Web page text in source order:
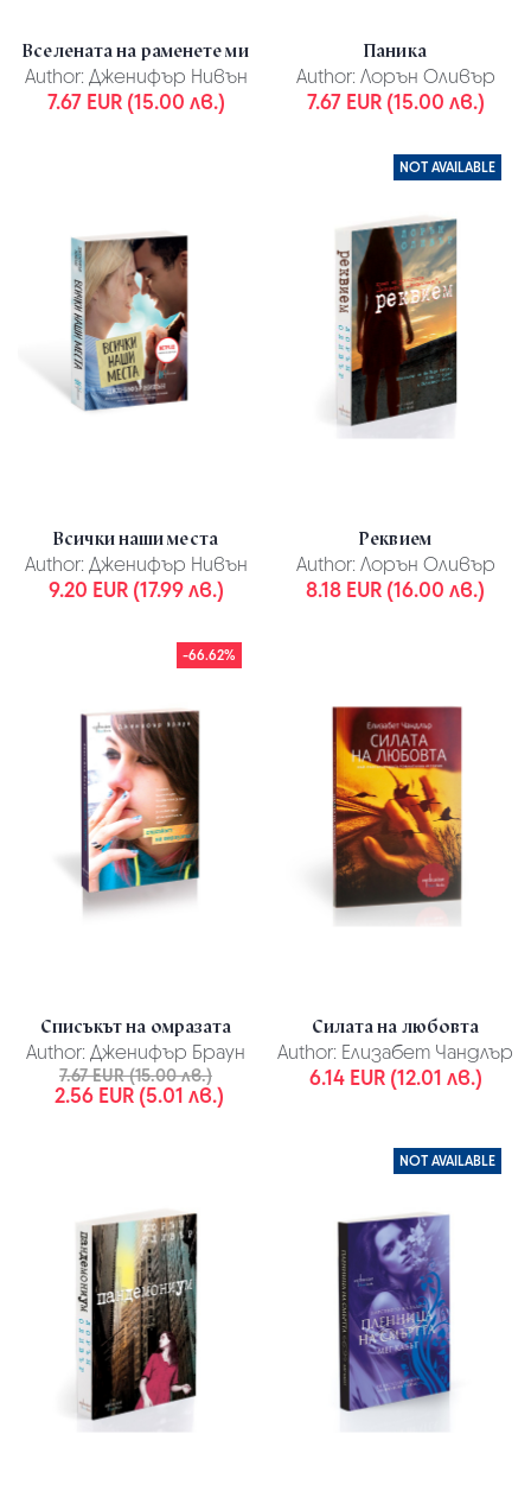
Вселената на раменете ми
Author: Дженифър Нивън
7.67 EUR (15.00 лв.)
Паника
Author: Лорън Оливър
7.67 EUR (15.00 лв.)
Всички наши места
Author: Дженифър Нивън
9.20 EUR (17.99 лв.)
NOT AVAILABLE
Реквием
Author: Лорън Оливър
8.18 EUR (16.00 лв.)
-66.62%
Списъкът на омразата
Author: Дженифър Браун
7.67 EUR (15.00 лв.)
2.56 EUR (5.01 лв.)
Силата на любовта
Author: Елизабет Чандлър
6.14 EUR (12.01 лв.)
NOT AVAILABLE